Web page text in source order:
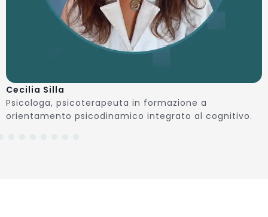
Cecilia Silla
Psicologa, psicoterapeuta in formazione a
orientamento psicodinamico integrato al cognitivo.